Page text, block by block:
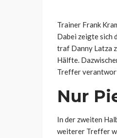
Trainer Frank
Dabei zeigte sich
traf Danny Latza
Hälfte.
Treffer
Nur
In der zweiten
weiterer Treffer